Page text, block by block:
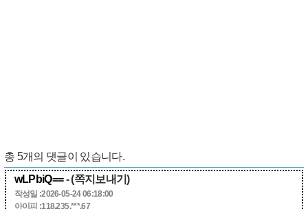
총 5개의 댓글이 있습니다.
wLPbiQ==- (쪽지보내기)
작성일 :2026-05-24 06:18:00
아이피 :118.235.***.67